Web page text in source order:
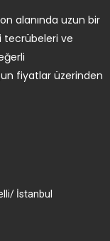
alanında uzun bir
tecrübeleri ve
fiyatlar üzerinden
İstanbul